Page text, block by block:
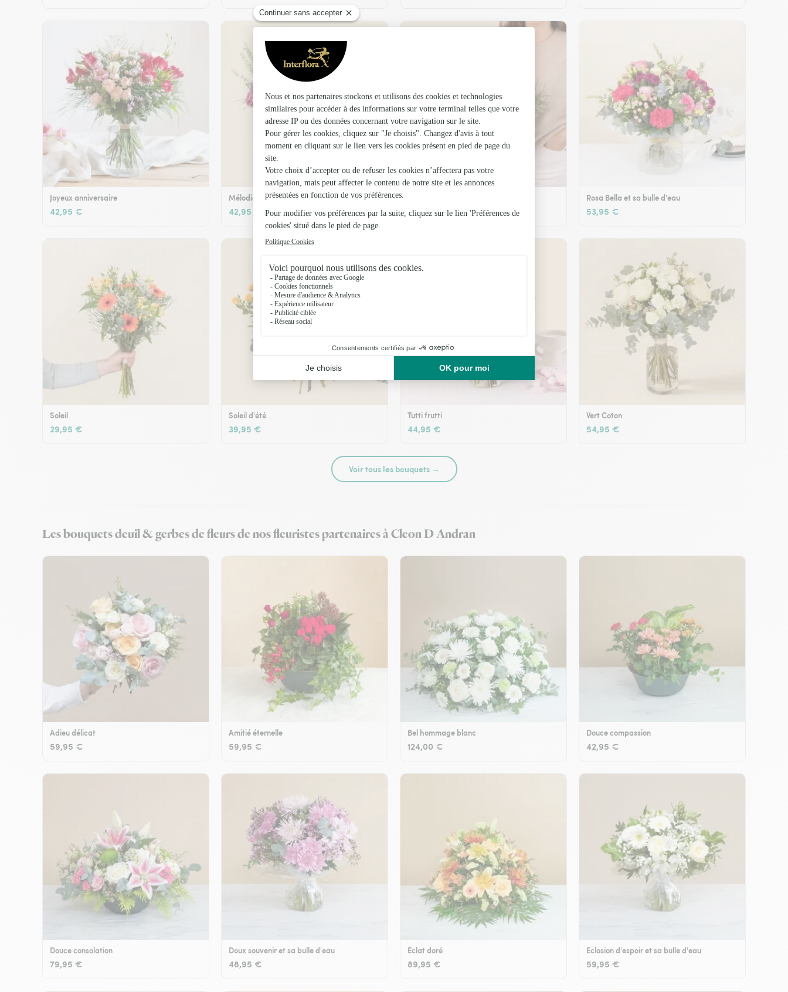
Joyeux anniversaire
42,95 €
Mélodie et son vase offert
42,95 € 36,95 €
Rosa Bella et sa bulle d'eau
53,95 €
Soleil
29,95 €
Soleil d'été
39,95 €
Tutti frutti
44,95 €
Vert Coton
54,95 €
Voir tous les bouquets →
Les bouquets deuil & gerbes de fleurs de nos fleuristes partenaires à Cleon D Andran
Adieu délicat
59,95 €
Amitié éternelle
59,95 €
Bel hommage blanc
124,00 €
Douce compassion
42,95 €
Douce consolation
79,95 €
Doux souvenir et sa bulle d'eau
48,95 €
Eclat doré
89,95 €
Eclosion d'espoir et sa bulle d'eau
59,95 €